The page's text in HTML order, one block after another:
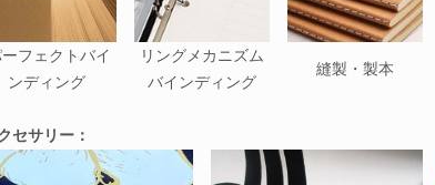
フェクトバイ
ンディング
リングメカニズム
バインディング
縫製・製本
サリー：